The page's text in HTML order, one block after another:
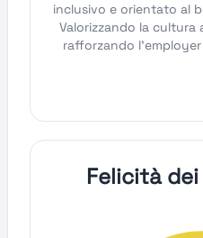
inclusivo e orientato al
Valorizzando la cultura
rafforzando
Felicità